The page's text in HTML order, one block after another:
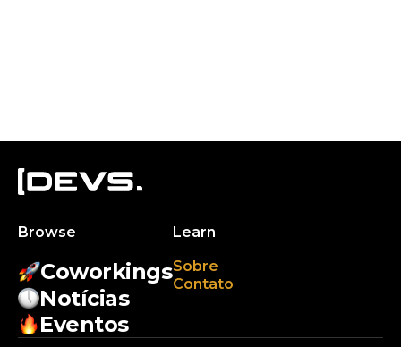
Browse
Coworkings
Notícias
Eventos
Learn
Sobre
Contato